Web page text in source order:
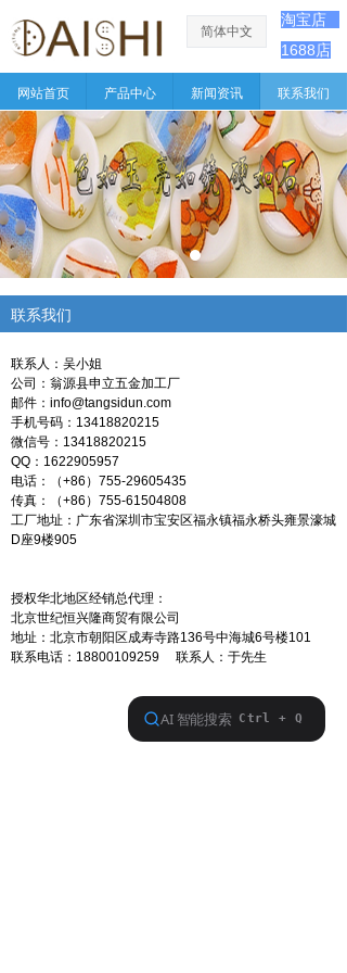
网站首页 产品中心 新闻资讯 联系我们
ꀅ
简体中文
淘宝店
1688店
联系我们
联系人：吴小姐
公司：翁源县申立五金加工厂
邮件：info@tangsidun.com
手机号码：13418820215
微信号：13418820215
QQ：1622905957
电话：（+86）755-29605435
传真：（+86）755-61504808
工厂地址：广东省深圳市宝安区福永镇福永桥头雍景濠城
D座9楼905
授权华北地区经销总代理：
北京世纪恒兴隆商贸有限公司
地址：北京市朝阳区成寿寺路136号中海城6号楼101
联系电话：18800109259 联系人：于先生